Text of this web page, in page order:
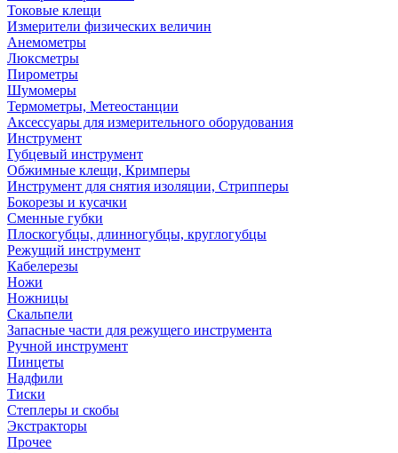
Токовые клещи
Измерители физических величин
Анемометры
Люксметры
Пирометры
Шумомеры
Термометры, Метеостанции
Аксессуары для измерительного оборудования
Инструмент
Губцевый инструмент
Обжимные клещи, Кримперы
Инструмент для снятия изоляции, Стрипперы
Бокорезы и кусачки
Сменные губки
Плоскогубцы, длинногубцы, круглогубцы
Режущий инструмент
Кабелерезы
Ножи
Ножницы
Скальпели
Запасные части для режущего инструмента
Ручной инструмент
Пинцеты
Надфили
Тиски
Степлеры и скобы
Экстракторы
Прочее